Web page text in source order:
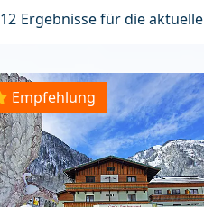
12 Ergebnisse für die
Empfehlung